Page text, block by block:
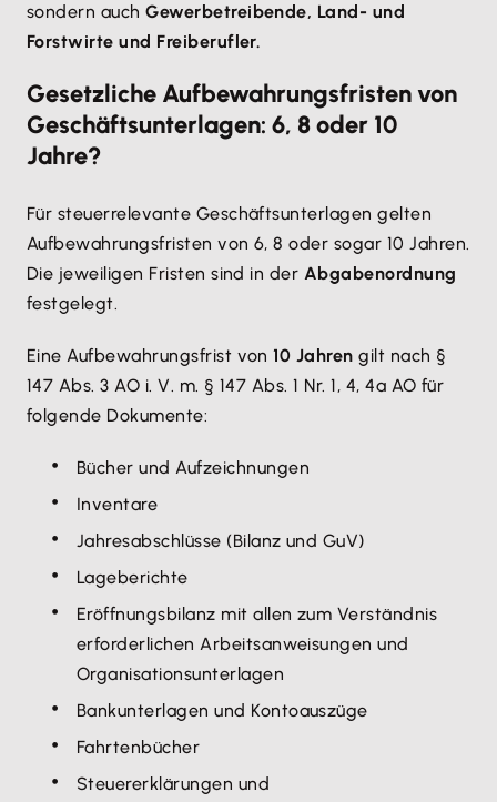
sondern auchGewerbetreibende, Land- und
Forstwirte und Freiberufler.
Gesetzliche Aufbewahrungsfristen von
Geschäftsunterlagen: 6, 8 oder 10
Jahre?
Für steuerrelevante Geschäftsunterlagen gelten
Aufbewahrungsfristen von 6, 8 oder sogar 10 Jahren.
Die jeweiligen Fristen sind in der Abgabenordnung
festgelegt.
Eine Aufbewahrungsfrist von10 Jahren gilt nach §
147 Abs. 3 AO i. V. m. § 147 Abs. 1 Nr. 1, 4, 4a AO für
folgende Dokumente:
Bücher und Aufzeichnungen
Inventare
Jahresabschlüsse (Bilanz und GuV)
Lageberichte
Eröffnungsbilanz mit allen zum Verständnis
erforderlichen Arbeitsanweisungen und
Organisationsunterlagen
Bankunterlagen und Kontoauszüge
Fahrtenbücher
Steuererklärungen und